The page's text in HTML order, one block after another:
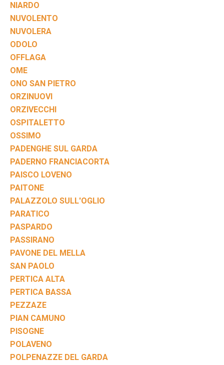
NIARDO
NUVOLENTO
NUVOLERA
ODOLO
OFFLAGA
OME
ONO SAN PIETRO
ORZINUOVI
ORZIVECCHI
OSPITALETTO
OSSIMO
PADENGHE SUL GARDA
PADERNO FRANCIACORTA
PAISCO LOVENO
PAITONE
PALAZZOLO SULL'OGLIO
PARATICO
PASPARDO
PASSIRANO
PAVONE DEL MELLA
SAN PAOLO
PERTICA ALTA
PERTICA BASSA
PEZZAZE
PIAN CAMUNO
PISOGNE
POLAVENO
POLPENAZZE DEL GARDA